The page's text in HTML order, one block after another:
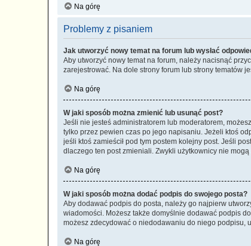
Na górę
Problemy z pisaniem
Jak utworzyć nowy temat na forum lub wysłać
Aby utworzyć nowy temat na forum, należy nacisnąć
zarejestrować. Na dole strony forum lub strony tematów
Na górę
W jaki sposób można zmienić lub usunąć post?
Jeśli nie jesteś administratorem lub moderatorem,
tylko przez pewien czas po jego napisaniu. Jeżeli ktoś
jeśli ktoś zamieścił pod tym postem kolejny post. Jeśli
dlaczego ten post zmieniali. Zwykli użytkownicy nie
Na górę
W jaki sposób można dodać podpis do swojego posta?
Aby dodawać podpis do posta, należy go najpierw
wiadomości. Możesz także domyślnie dodawać podpis
możesz zdecydować o niedodawaniu do niego podpisu,
Na górę